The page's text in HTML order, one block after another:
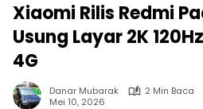
Xiaomi Rilis Redmi
Usung Layar 2K
4G
Danar Mubarak
2 Min Baca
Mei 10, 2026